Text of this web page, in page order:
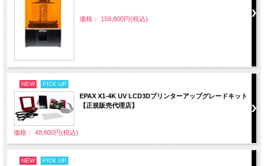
価格： 159,800円(税込)
NEW PICK UP
EPAX X1-4K UV LCD3Dプリンターアップグレードキット
【正規販売代理店】
価格： 48,800円(税込)
NEW PICK UP